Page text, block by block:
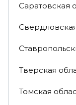
Саратовская
Тверская
Томская